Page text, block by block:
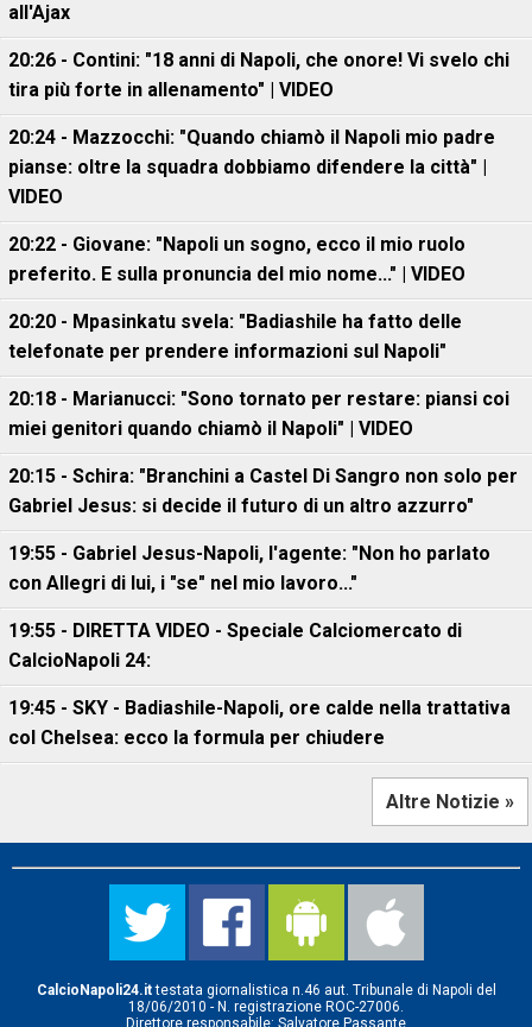
all'Ajax
20:26 - Contini: "18 anni di Napoli, che onore! Vi svelo chi
tira più forte in allenamento" | VIDEO
20:24 - Mazzocchi: "Quando chiamò il Napoli mio padre
pianse: oltre la squadra dobbiamo difendere la città" |
VIDEO
20:22 - Giovane: "Napoli un sogno, ecco il mio ruolo
preferito. E sulla pronuncia del mio nome..." | VIDEO
20:20 - Mpasinkatu svela: "Badiashile ha fatto delle
telefonate per prendere informazioni sul Napoli"
20:18 - Marianucci: "Sono tornato per restare: piansi coi
miei genitori quando chiamò il Napoli" | VIDEO
20:15 - Schira: "Branchini a Castel Di Sangro non solo per
Gabriel Jesus: si decide il futuro di un altro azzurro"
19:55 - Gabriel Jesus-Napoli, l'agente: "Non ho parlato
con Allegri di lui, i "se" nel mio lavoro..."
19:55 - DIRETTA VIDEO - Speciale Calciomercato di
CalcioNapoli 24:
19:45 - SKY - Badiashile-Napoli, ore calde nella trattativa
col Chelsea: ecco la formula per chiudere
Altre Notizie »
CalcioNapoli24.ittestata giornalistica n.46 aut. Tribunale di Napoli del
18/06/2010 - N. registrazione ROC-27006.
Direttore responsabile: Salvatore Passante